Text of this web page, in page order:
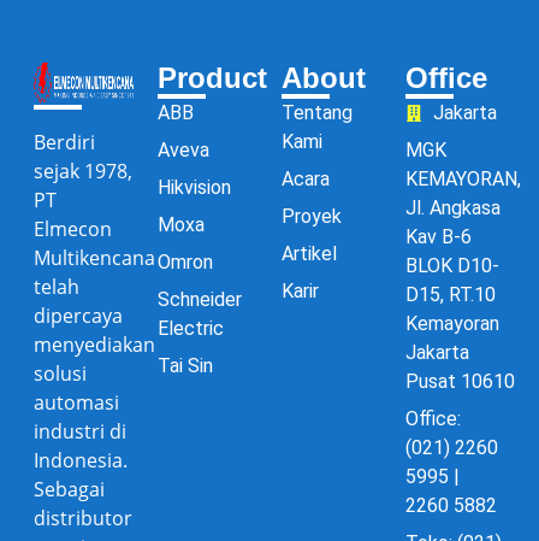
Berdiri
sejak 1978,
PT
Elmecon
Multikencana
telah
dipercaya
menyediakan
solusi
automasi
industri di
Indonesia.
Sebagai
distributor
Product
ABB
Aveva
Hikvision
Moxa
Omron
Schneider
Electric
Tai Sin
About
Tentang
Kami
Acara
Proyek
Artikel
Karir
Office
Jakarta
MGK
KEMAYORAN,
Jl. Angkasa
Kav B-6
BLOK D10-
D15, RT.10
Kemayoran
Jakarta
Pusat 10610
Office:
(021) 2260
5995 |
2260 5882